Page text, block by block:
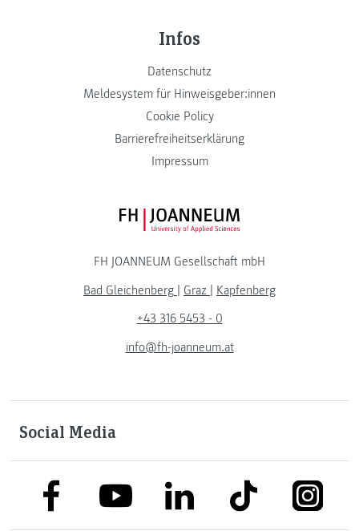
Infos
Datenschutz
Meldesystem für Hinweisgeber:innen
Cookie Policy
Barrierefreiheitserklärung
Impressum
FH JOANNEUM Logo
FH JOANNEUM Gesellschaft mbH
Bad Gleichenberg | Graz | Kapfenberg
+43 316 5453 - 0
info@fh-joanneum.at
Social Media
link to facebooklink to youtubelink to linkedinlink to tiktok link to